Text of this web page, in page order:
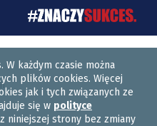
każdym czasie można
plików cookies. Więcej
jak i tych związanych ze
się w polityce
niniejszej strony bez zmiany